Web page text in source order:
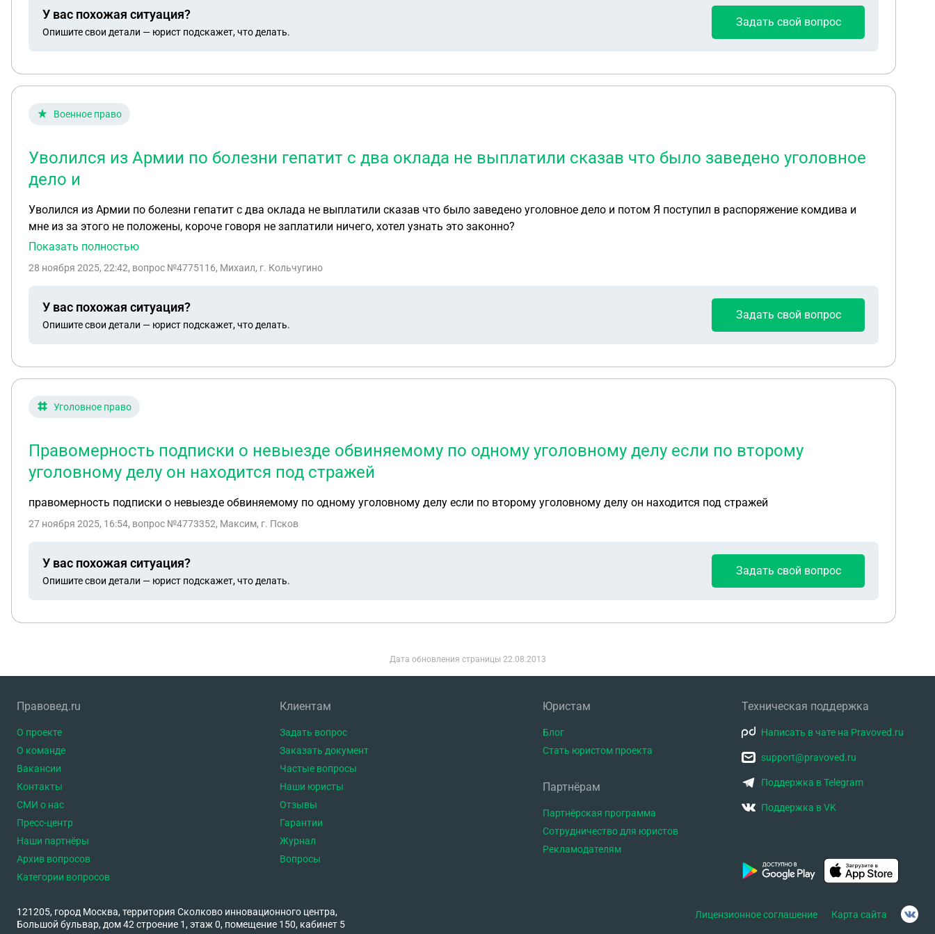
У вас похожая ситуация?
Опишите свои детали — юрист подскажет, что делать.
Задать свой вопрос
Военное право
Уволился из Армии по болезни гепатит с два оклада не выплатили сказав что было заведено уголовное
дело и
Уволился из Армии по болезни гепатит с два оклада не выплатили сказав что было заведено уголовное дело и потом Я поступил в распоряжение комдива и
мне из за этого не положены, короче говоря не заплатили ничего, хотел узнать это законно?
Показать полностью
28 ноября 2025, 22:42, вопрос №4775116, Михаил, г. Кольчугино
У вас похожая ситуация?
Опишите свои детали — юрист подскажет, что делать.
Задать свой вопрос
Уголовное право
Правомерность подписки о невыезде обвиняемому по одному уголовному делу если по второму
уголовному делу он находится под стражей
правомерность подписки о невыезде обвиняемому по одному уголовному делу если по второму уголовному делу он находится под стражей
27 ноября 2025, 16:54, вопрос №4773352, Максим, г. Псков
У вас похожая ситуация?
Опишите свои детали — юрист подскажет, что делать.
Задать свой вопрос
Дата обновления страницы 22.08.2013
Правовед.ru
О проекте
О команде
Вакансии
Контакты
СМИ о нас
Пресс-центр
Наши партнёры
Архив вопросов
Категории вопросов
Клиентам
Задать вопрос
Заказать документ
Частые вопросы
Наши юристы
Отзывы
Гарантии
Журнал
Вопросы
Юристам
Блог
Стать юристом проекта
Партнёрам
Партнёрская программа
Сотрудничество для юристов
Рекламодателям
Техническая поддержка
Написать в чате на Pravoved.ru
support@pravoved.ru
Поддержка в Telegram
Поддержка в VK
121205, город Москва, территория Сколково инновационного центра,
Большой бульвар, дом 42 строение 1, этаж 0, помещение 150, кабинет 5
Лицензионное соглашение Карта сайта